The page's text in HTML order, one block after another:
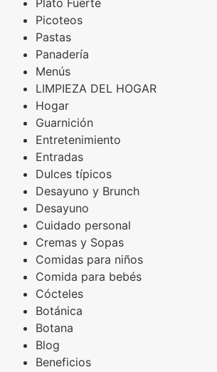
Plato Fuerte
Picoteos
Pastas
Panadería
Menús
LIMPIEZA DEL HOGAR
Hogar
Guarnición
Entretenimiento
Entradas
Dulces típicos
Desayuno y Brunch
Desayuno
Cuidado personal
Cremas y Sopas
Comidas para niños
Comida para bebés
Cócteles
Botánica
Botana
Blog
Beneficios